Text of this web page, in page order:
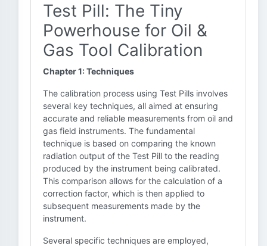
Test Pill: The Tiny
Powerhouse for Oil &
Gas Tool Calibration
Chapter 1: Techniques
The calibration process using Test Pills involves
several key techniques, all aimed at ensuring
accurate and reliable measurements from oil and
gas field instruments. The fundamental
technique is based on comparing the known
radiation output of the Test Pill to the reading
produced by the instrument being calibrated.
This comparison allows for the calculation of a
correction factor, which is then applied to
subsequent measurements made by the
instrument.
Several specific techniques are employed,